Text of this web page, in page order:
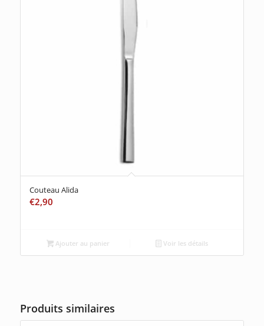
Couteau Alida
€2,90
Ajouter au panier Voir les détails
Produits similaires